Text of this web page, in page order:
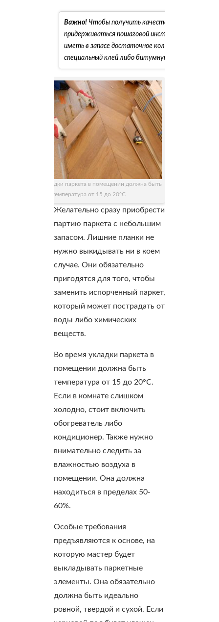
Важно! Чтобы получить качественный
придерживаться пошаговой инструкции укладки
иметь в запасе достаточное количество
специальный клей либо битумную мастику,
Во время укладки паркета в помещении должна быть
температура от 15 до 20°C
Желательно сразу приобрести
партию паркета с небольшим
запасом. Лишние планки не
нужно выкидывать ни в коем
случае. Они обязательно
пригодятся для того, чтобы
заменить испорченный паркет,
который может пострадать от
воды либо химических
веществ.
Во время укладки паркета в
помещении должна быть
температура от 15 до 20°C.
Если в комнате слишком
холодно, стоит включить
обогреватель либо
кондиционер. Также нужно
внимательно следить за
влажностью воздуха в
помещении. Она должна
находиться в пределах 50-
60%.
Особые требования
предъявляются к основе, на
которую мастер будет
выкладывать паркетные
элементы. Она обязательно
должна быть идеально
ровной, твердой и сухой. Если